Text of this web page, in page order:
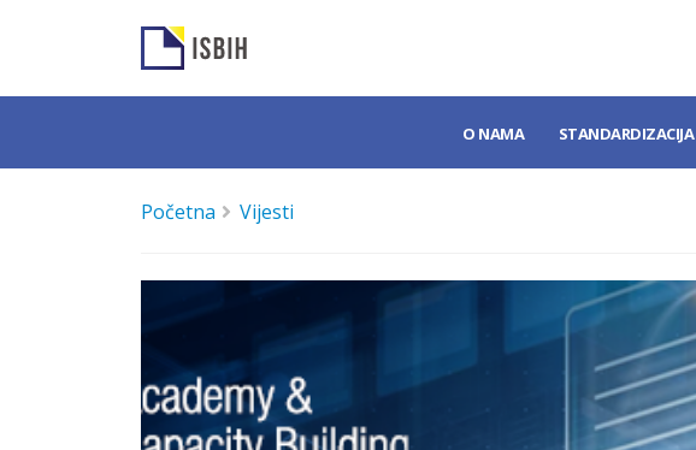
O NAMA STANDARDIZACIJA
Početna Vijesti